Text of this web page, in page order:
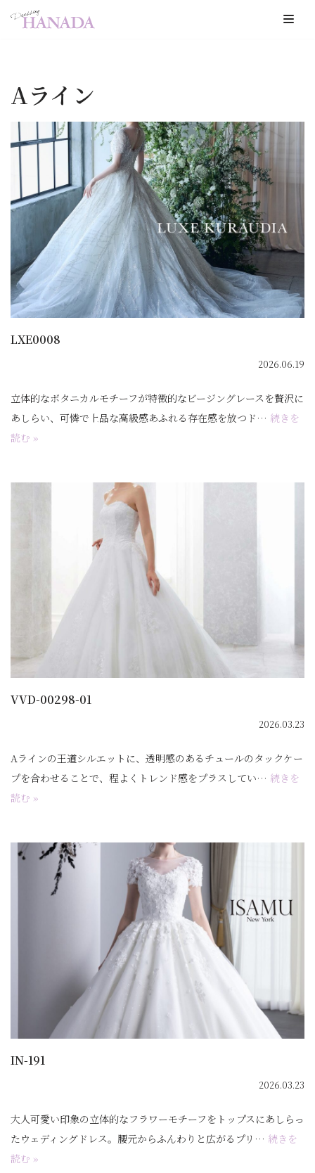
ン
ツ
へ
ス
キ
ッ
プ
Aライン
LXE0008
2026.06.19
立体的なボタニカルモチーフが特徴的なビージングレースを贅沢に
あしらい、可憐で上品な高級感あふれる存在感を放つド… 続きを
読む »
VVD-00298-01
2026.03.23
Aラインの王道シルエットに、透明感のあるチュールのタックケー
プを合わせることで、程よくトレンド感をプラスしてい… 続きを
読む »
IN-191
2026.03.23
大人可愛い印象の立体的なフラワーモチーフをトップスにあしらっ
たウェディングドレス。腰元からふんわりと広がるプリ… 続きを
読む »